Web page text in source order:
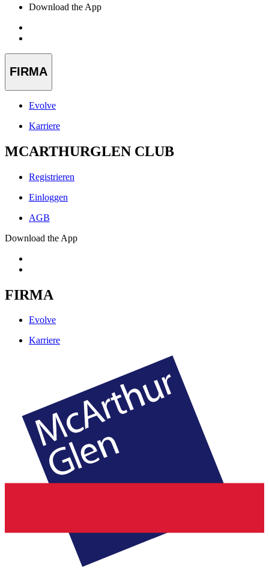
Download the App
FIRMA
Evolve
Karriere
MCARTHURGLEN CLUB
Registrieren
Einloggen
AGB
Download the App
FIRMA
Evolve
Karriere